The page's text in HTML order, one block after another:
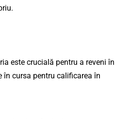
este crucială pentru a reveni în
în cursa pentru calificarea în